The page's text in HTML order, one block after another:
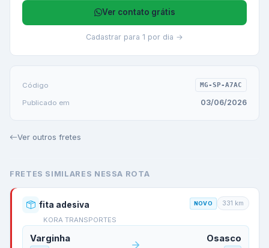
Ver contato grátis
Cadastrar para 1 por dia →
Código MG-SP-A7AC
Publicado em 03/06/2026
Ver outros fretes
FRETES SIMILARES NESSA ROTA
fita adesiva
KORA TRANSPORTES
NOVO 331 km
Varginha Osasco